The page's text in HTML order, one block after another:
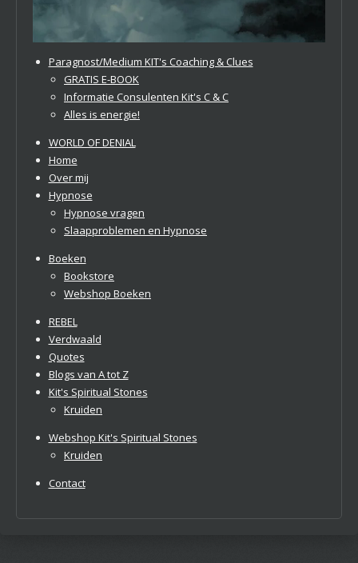
Paragnost/Medium KIT's Coaching & Clues
GRATIS E-BOOK
Informatie Consulenten Kit's C & C
Alles is energie!
WORLD OF DENIAL
Home
Over mij
Hypnose
Hypnose vragen
Slaapproblemen en Hypnose
Boeken
Bookstore
Webshop Boeken
REBEL
Verdwaald
Quotes
Blogs van A tot Z
Kit's Spiritual Stones
Kruiden
Webshop Kit's Spiritual Stones
Kruiden
Contact